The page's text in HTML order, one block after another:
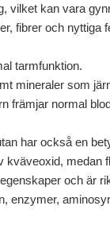
vilket kan vara
fibrer och
tarmfunktion.
mineraler som
främjar normal
har också en
och är
enzymer,